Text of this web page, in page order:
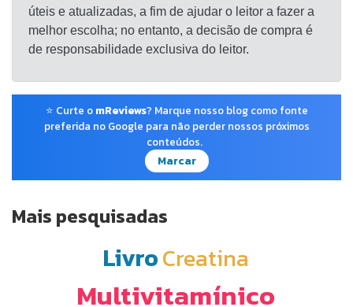
úteis e atualizadas, a fim de ajudar o leitor a fazer a
melhor escolha; no entanto, a decisão de compra é
de responsabilidade exclusiva do leitor.
⭐ Curte o mReviews? Marque nosso blog como fonte
preferida no Google para não perder nossos próximos
conteúdos.
Marcar
Mais pesquisadas
LivroCreatina
Multivitamínico